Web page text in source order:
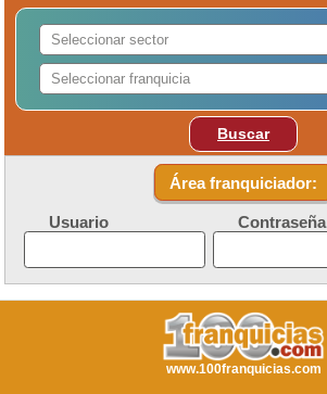
Buscar
Área franquiciador:
Usuario Contraseña
www.100franquicias.com